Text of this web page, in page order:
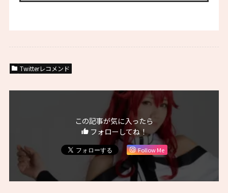
Twitterレコメンド
この記事が気に入ったら
フォローしてね！
Follow Me